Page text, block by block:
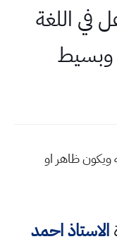
في اللغة
وبسيط
ويكون ظاهر او
الاستاذ احمد